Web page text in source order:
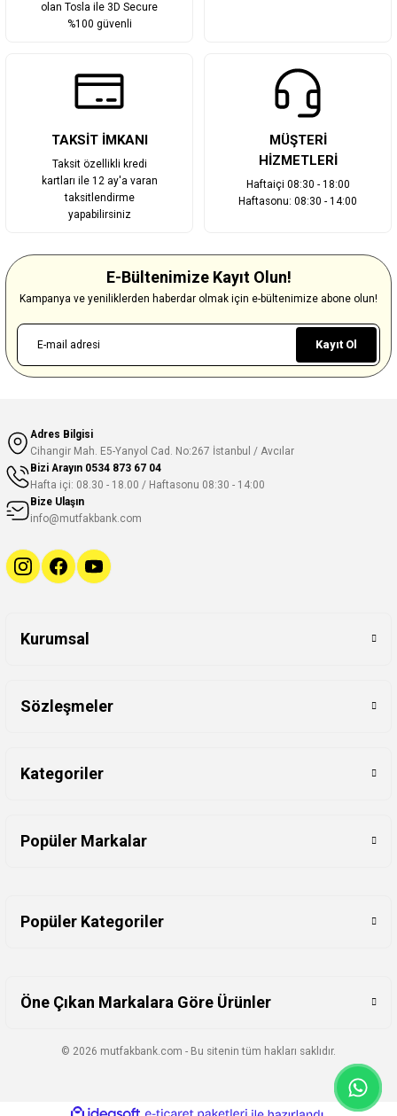
olan Tosla ile 3D Secure
%100 güvenli
TAKSİT İMKANI
Taksit özellikli kredi
kartları ile 12 ay'a varan
taksitlendirme
yapabilirsiniz
MÜŞTERİ
HİZMETLERİ
Haftaiçi 08:30 - 18:00
Haftasonu: 08:30 - 14:00
E-Bültenimize Kayıt Olun!
Kampanya ve yeniliklerden haberdar olmak için e-bültenimize abone olun!
Kayıt Ol
Adres Bilgisi
Cihangir Mah. E5-Yanyol Cad. No:267 İstanbul / Avcılar
Bizi Arayın 0534 873 67 04
Hafta içi: 08.30 - 18.00 / Haftasonu 08:30 - 14:00
Bize Ulaşın
info@mutfakbank.com
Kurumsal
Sözleşmeler
Kategoriler
Popüler Markalar
Popüler Kategoriler
Öne Çıkan Markalara Göre Ürünler
© 2026 mutfakbank.com - Bu sitenin tüm hakları saklıdır.
ideasoft